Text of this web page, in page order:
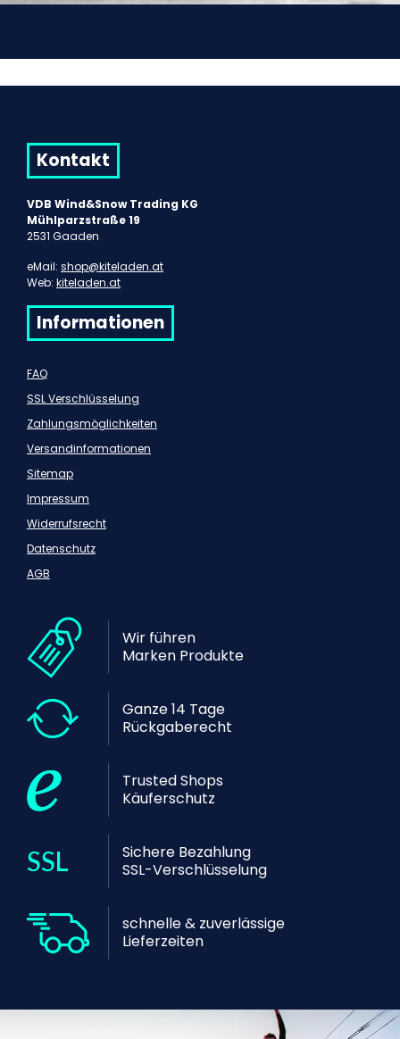
Kontakt
VDB Wind&Snow Trading KG
Mühlparzstraße 19
2531 Gaaden
eMail: shop@kiteladen.at
Web: kiteladen.at
Informationen
FAQ
SSL Verschlüsselung
Zahlungsmöglichkeiten
Versandinformationen
Sitemap
Impressum
Widerrufsrecht
Datenschutz
AGB
Wir führen
Marken Produkte
Ganze 14 Tage
Rückgaberecht
Trusted Shops
Käuferschutz
Sichere Bezahlung
SSL-Verschlüsselung
schnelle & zuverlässige
Lieferzeiten